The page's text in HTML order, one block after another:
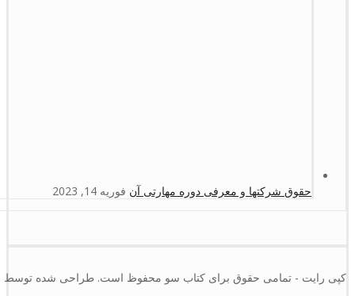
حقوق شرکتها و معرفی دوره مهارتی آن فوریه 14, 2023
کپی رایت - تمامی حقوق برای کتاب سو محفوظ است. طراحی شده